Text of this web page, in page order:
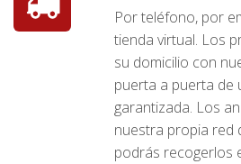
Por teléfono, por
tienda virtual. Los
su domicilio con
puerta a puerta de
garantizada. Los
nuestra propia red
podrás recogerlos